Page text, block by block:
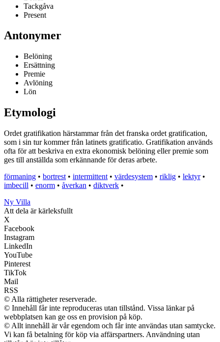
Tackgåva
Present
Antonymer
Belöning
Ersättning
Premie
Avlöning
Lön
Etymologi
Ordet gratifikation härstammar från det franska ordet gratification,
som i sin tur kommer från latinets gratificatio. Gratifikation används
ofta för att beskriva en extra ekonomisk belöning eller premie som
ges till anställda som erkännande för deras arbete.
förmaning • bortrest • intermittent • värdesystem • riklig • lektyr•
imbecill • enorm • åverkan • diktverk •
Ny Villa
Att dela är kärleksfullt
X
Facebook
Instagram
LinkedIn
YouTube
Pinterest
TikTok
Mail
RSS
© Alla rättigheter reserverade.
© Innehåll får inte reproduceras utan tillstånd. Vissa länkar på
webbplatsen kan ge oss en provision på köp.
© Allt innehåll är vår egendom och får inte användas utan samtycke.
Vi kan få betalning för köp via affärspartners. Användning utan